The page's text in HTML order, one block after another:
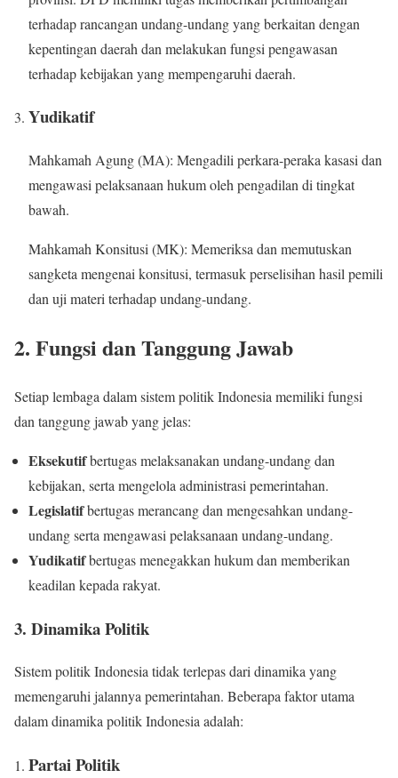
terhadap rancangan undang-undang yang berkaitan dengan
kepentingan daerah dan melakukan fungsi pengawasan
terhadap kebijakan yang mempengaruhi daerah.
Yudikatif
Mahkamah Agung (MA): Mengadili perkara-peraka kasasi dan
mengawasi pelaksanaan hukum oleh pengadilan di tingkat
bawah.
Mahkamah Konsitusi (MK): Memeriksa dan memutuskan
sangketa mengenai konsitusi, termasuk perselisihan hasil pemili
dan uji materi terhadap undang-undang.
2. Fungsi dan Tanggung Jawab
Setiap lembaga dalam sistem politik Indonesia memiliki fungsi
dan tanggung jawab yang jelas:
Eksekutifbertugas melaksanakan undang-undang dan
kebijakan, serta mengelola administrasi pemerintahan.
Legislatifbertugas merancang dan mengesahkan undang-
undang serta mengawasi pelaksanaan undang-undang.
Yudikatifbertugas menegakkan hukum dan memberikan
keadilan kepada rakyat.
3. Dinamika Politik
Sistem politik Indonesia tidak terlepas dari dinamika yang
memengaruhi jalannya pemerintahan. Beberapa faktor utama
dalam dinamika politik Indonesia adalah:
Partai Politik